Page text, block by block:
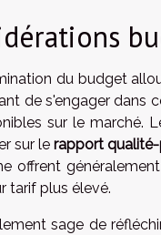
du budget
de s'engager dans
sur le marché.
sur lerapport
offrent
tarif plus élevé.
sage de